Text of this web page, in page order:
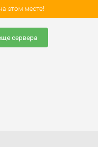
этом месте!
сервера